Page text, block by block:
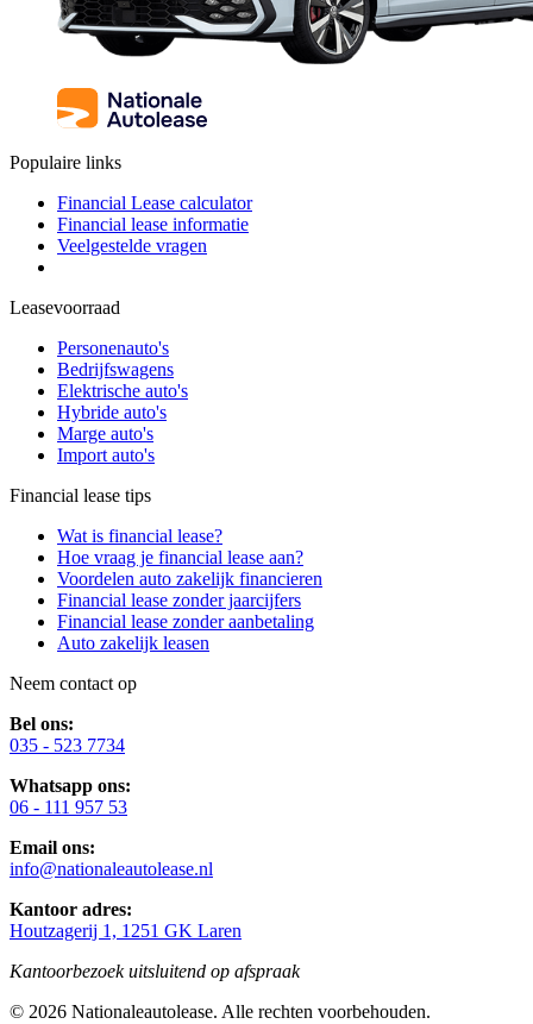
Populaire links
Financial Lease calculator
Financial lease informatie
Veelgestelde vragen
Leasevoorraad
Personenauto's
Bedrijfswagens
Elektrische auto's
Hybride auto's
Marge auto's
Import auto's
Financial lease tips
Wat is financial lease?
Hoe vraag je financial lease aan?
Voordelen auto zakelijk financieren
Financial lease zonder jaarcijfers
Financial lease zonder aanbetaling
Auto zakelijk leasen
Neem contact op
Bel ons:
035 - 523 7734
Whatsapp ons:
06 - 111 957 53
Email ons:
info@nationaleautolease.nl
Kantoor adres:
Houtzagerij 1, 1251 GK Laren
Kantoorbezoek uitsluitend op afspraak
© 2026 Nationaleautolease. Alle rechten voorbehouden.